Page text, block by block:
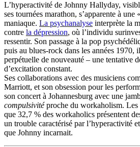
L’hyperactivité de Johnny Hallyday,
ses tournées marathon, s’apparente à une
maniaque. La psychanalyse interprète la
contre la dépression, où l’individu
ressentir. Son passage à la pop
puis au blues-rock dans les années 1970,
perpétuelle de nouveauté – une tentative
d’excitation constant.
Ses collaborations avec des musiciens
Marriott, et son obsession pour les
son concert à Johannesburg avec une
compulsivitéproche du workaholism. Les
que 32,7 % des workaholics présentent
un trouble caractérisé par l’hyperactivité
que Johnny incarnait.